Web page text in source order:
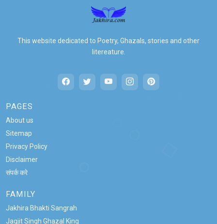
This website dedicated to Poetry, Ghazals, stories and other
litereature.
PAGES
About us
Sitemap
Privacy Policy
Disclaimer
संपर्क करे
FAMILY
Jakhira Bhakti Sangrah
Jagjit Singh Ghazal King